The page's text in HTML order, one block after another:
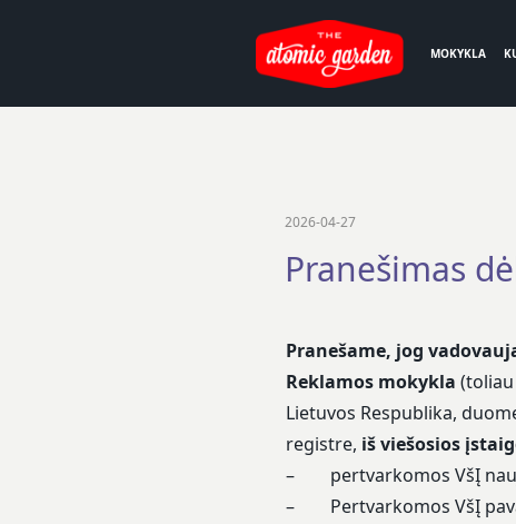
MOKYKLA
2026-04-27
Pranešimas
Pranešame, jog
Reklamos mokykla (toliau
Lietuvos Respublika,
registre, iš viešosios
– pertvarkomos VšĮ
– Pertvarkomos VšĮ